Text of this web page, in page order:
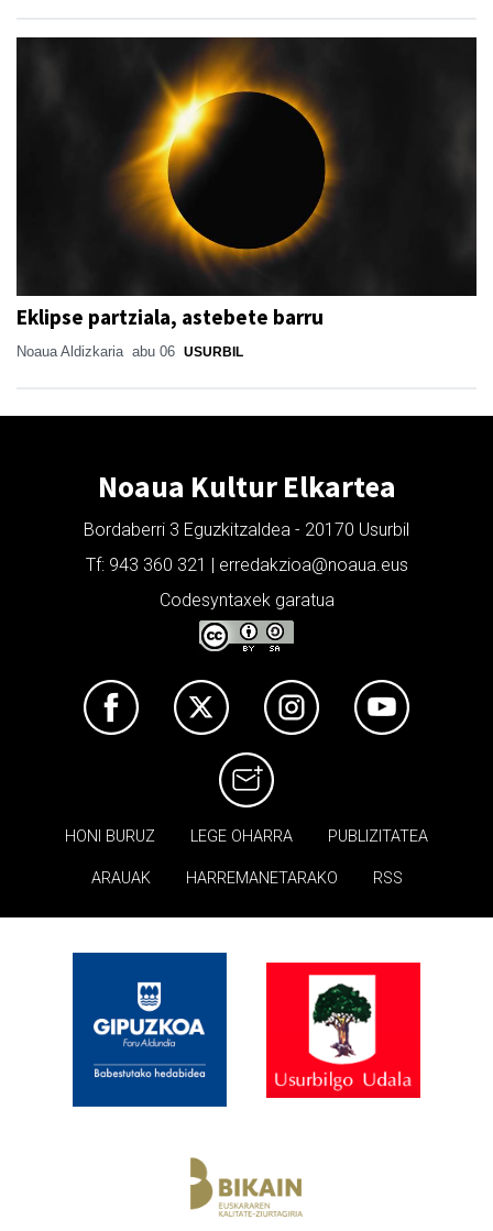
Eklipse partziala, astebete barru
Noaua Aldizkaria abu 06 USURBIL
Noaua Kultur Elkartea
Bordaberri 3 Eguzkitzaldea - 20170 Usurbil
Tf: 943 360 321 | erredakzioa@noaua.eus
Codesyntaxek garatua
HONI BURUZ LEGE OHARRA PUBLIZITATEA
ARAUAK HARREMANETARAKO RSS